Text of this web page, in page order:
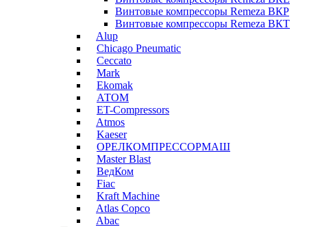
Винтовые компрессоры Remeza ВКР
Винтовые компрессоры Remeza ВКТ
Alup
Chicago Pneumatic
Ceccato
Mark
Ekomak
АТОМ
ET-Compressors
Atmos
Kaeser
ОРЕЛКОМПРЕССОРМАШ
Master Blast
ВедКом
Fiac
Kraft Machine
Atlas Copco
Abac